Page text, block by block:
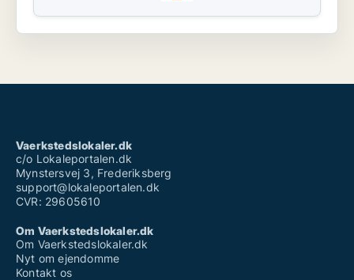
Vaerkstedslokaler.dk
c/o Lokaleportalen.dk
Mynstersvej 3, Frederiksberg
support@lokaleportalen.dk
CVR: 29605610
Om Vaerkstedslokaler.dk
Om Vaerkstedslokaler.dk
Nyt om ejendomme
Kontakt os